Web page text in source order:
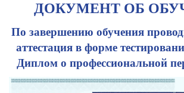
ДОКУМЕНТ ОБ
По завершению обучения
аттестация в форме
Диплом о профессиональной